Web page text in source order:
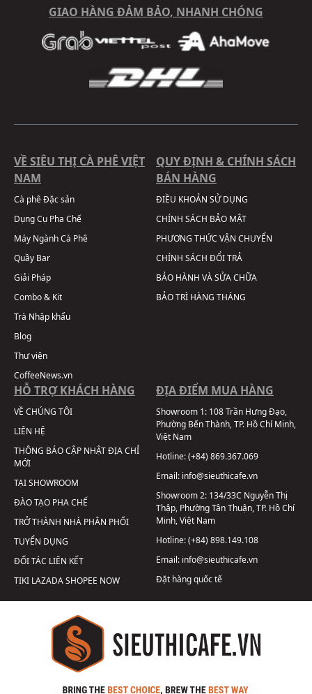
GIAO HÀNG ĐẢM BẢO, NHANH CHÓNG
VỀ SIÊU THỊ CÀ PHÊ VIỆT
NAM
Cà phê Đặc sản
Dụng Cụ Pha Chế
Máy Ngành Cà Phê
Quầy Bar
Giải Pháp
Combo & Kit
Trà Nhập khẩu
Blog
Thư viện
CoffeeNews.vn
QUY ĐỊNH & CHÍNH SÁCH
BÁN HÀNG
ĐIỀU KHOẢN SỬ DỤNG
CHÍNH SÁCH BẢO MẬT
PHƯƠNG THỨC VẬN CHUYỂN
CHÍNH SÁCH ĐỔI TRẢ
BẢO HÀNH VÀ SỬA CHỮA
BẢO TRÌ HÀNG THÁNG
HỖ TRỢ KHÁCH HÀNG
VỀ CHÚNG TÔI
LIÊN HỆ
THÔNG BÁO CẬP NHẬT ĐỊA CHỈ
MỚI
TẠI SHOWROOM
ĐÀO TẠO PHA CHẾ
TRỞ THÀNH NHÀ PHÂN PHỐI
TUYỂN DỤNG
ĐỐI TÁC LIÊN KẾT
TIKI LAZADASHOPEE NOW
ĐỊA ĐIỂM MUA HÀNG
Showroom 1: 108 Trần Hưng Đạo,
Phường Bến Thành, TP. Hồ Chí Minh,
Việt Nam
Hotline:(+84) 869.367.069
Email: info@sieuthicafe.vn
Showroom 2: 134/33C Nguyễn Thị
Thập, Phường Tân Thuận, TP. Hồ Chí
Minh, Việt Nam
Hotline:(+84) 898.149.108
Email: info@sieuthicafe.vn
Đặt hàng quốc tế